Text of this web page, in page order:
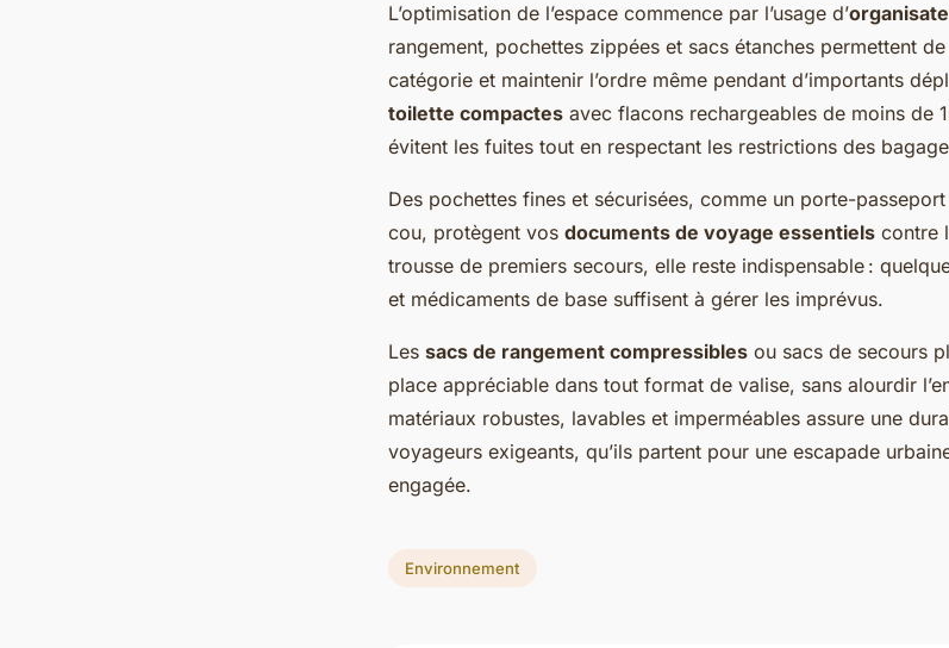
L’optimisation de l’espace commence par l’usage d’
rangement, pochettes zippées et sacs étanches permettent
catégorie et maintenir l’ordre même pendant d’importants
toilette compactes avec flacons rechargeables de moins de
évitent les fuites tout en respectant les restrictions des
Des pochettes fines et sécurisées, comme un porte-
cou, protègent vos documents de voyage essentiels contre
trousse de premiers secours, elle reste indispensable :
et médicaments de base suffisent à gérer les imprévus.
Les sacs de rangement compressibles ou sacs de secours
place appréciable dans tout format de valise, sans alourdir
matériaux robustes, lavables et imperméables assure une
voyageurs exigeants, qu’ils partent pour une escapade
engagée.
Environnement